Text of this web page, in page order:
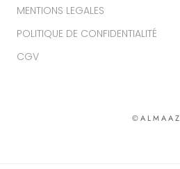
MENTIONS LEGALES
POLITIQUE DE CONFIDENTIALITÉ
CGV
© A L M A A Z